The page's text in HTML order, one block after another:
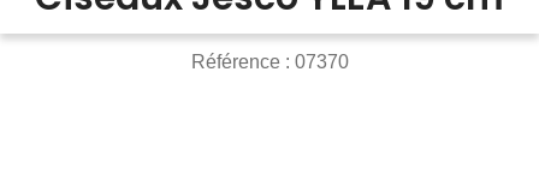
Référence : 07370